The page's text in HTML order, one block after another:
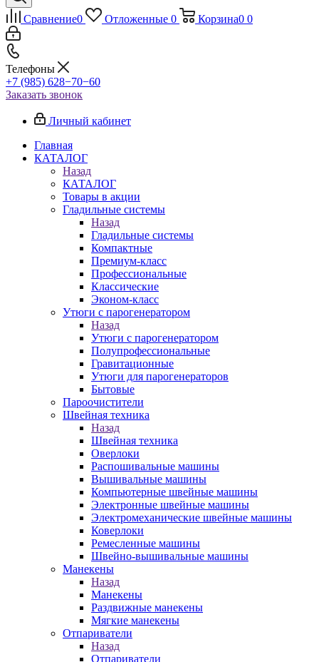
Сравнение0 Отложенные 0 Корзина0 0
Телефоны
+7 (985) 628−70−60
Заказать звонок
Личный кабинет
Главная
КАТАЛОГ
Назад
КАТАЛОГ
Товары в акции
Гладильные системы
Назад
Гладильные системы
Компактные
Премиум-класс
Профессиональные
Классические
Эконом-класс
Утюги с парогенератором
Назад
Утюги с парогенератором
Полупрофессиональные
Гравитационные
Утюги для парогенераторов
Бытовые
Пароочистители
Швейная техника
Назад
Швейная техника
Оверлоки
Распошивальные машины
Вышивальные машины
Компьютерные швейные машины
Электронные швейные машины
Электромеханические швейные машины
Коверлоки
Ремесленные машины
Швейно-вышивальные машины
Манекены
Назад
Манекены
Раздвижные манекены
Мягкие манекены
Отпариватели
Назад
Отпариватели